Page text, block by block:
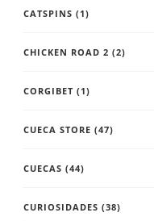
CATSPINS (1)
CHICKEN ROAD 2 (2)
CORGIBET (1)
CUECA STORE (47)
CUECAS (44)
CURIOSIDADES (38)